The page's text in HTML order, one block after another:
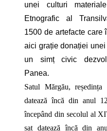
unei culturi
Etnografic al
1500 de artefacte care
aici grație donației
un simț civic
Panea.
Satul Mărgău,
datează încă din anul
începând din secolul al
sat datează încă din